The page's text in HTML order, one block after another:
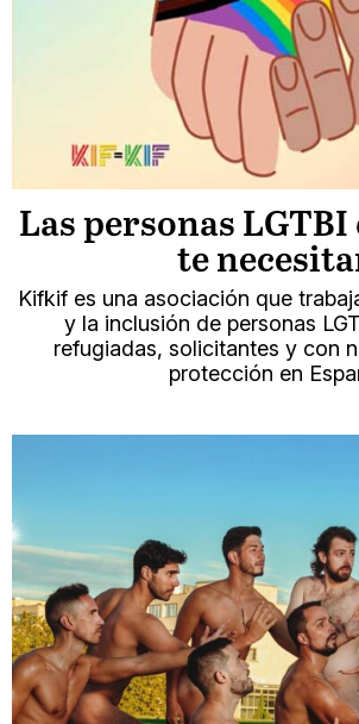
Las personas
te
Kifkif es una asociación que
y la inclusión de personas
refugiadas, solicitantes y con
protección en